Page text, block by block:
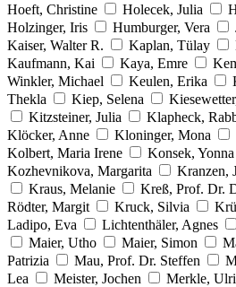
Hoeft, Christine
Holecek, Julia
Holzinger, Iris
Humburger, Vera
Kaiser, Walter R.
Kaplan, Tülay
Kaufmann, Kai
Kaya, Emre
Winkler, Michael
Keulen, Erika
Thekla
Kiep, Selena
Kitzsteiner, Julia
Klapheck,
Klöcker, Anne
Kloninger, Mona
Kolbert, Maria Irene
Konsek, Yonna
Kozhevnikova, Margarita
Kranzen,
Kraus, Melanie
Kreß, Prof. Dr.
Rödter, Margit
Kruck, Silvia
Ladipo, Eva
Lichtenthäler, Agnes
Maier, Utho
Maier, Simon
Patrizia
Mau, Prof. Dr. Steffen
Lea
Meister, Jochen Merkle,